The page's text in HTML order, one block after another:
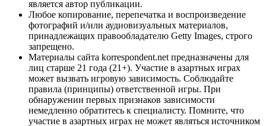
является автор публикации.
Любое копирование, перепечатка и воспроизведение
фотографий и/или аудиовизуальных материалов,
принадлежащих правообладателю Getty Images, строго
запрещено.
Материалы сайта korrespondent.net предназначены для
лиц старше 21 года (21+). Участие в азартных играх
может вызвать игровую зависимость. Соблюдайте
правила (принципы) ответственной игры. При
обнаружении первых признаков зависимости
немедленно обратитесь к специалисту. Помните, что
участие в азартных играх не может являться источником